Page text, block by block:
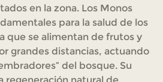
en la zona. Los Monos
para la salud de los
que se alimentan de frutos y
grandes distancias, actuando
del bosque. Su